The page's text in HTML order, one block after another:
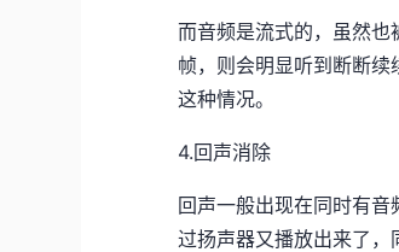
而音频是流式的，虽然
帧，则会明显听到断断
这种情况。
4.回声消除
回声一般出现在同时有
过扬声器又播放出来了，